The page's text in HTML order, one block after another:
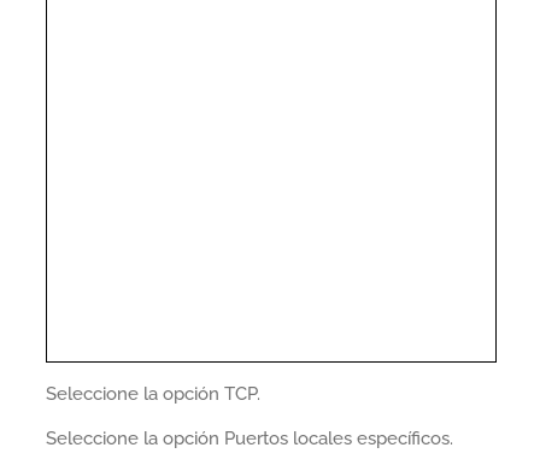
Seleccione la opción TCP.
Seleccione la opción Puertos locales específicos.